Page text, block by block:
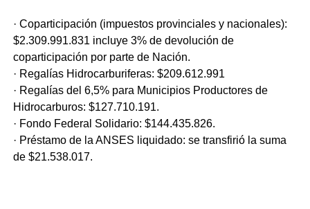
· Coparticipación (impuestos provinciales y nacionales):
$2.309.991.831 incluye 3% de devolución de
coparticipación por parte de Nación.
· Regalías Hidrocarburiferas: $209.612.991
· Regalías del 6,5% para Municipios Productores de
Hidrocarburos: $127.710.191.
· Fondo Federal Solidario: $144.435.826.
· Préstamo de la ANSES liquidado: se transfirió la suma
de $21.538.017.